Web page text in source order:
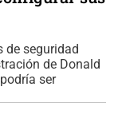
de seguridad
de Donald
ser